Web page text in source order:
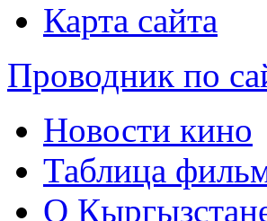
Карта сайта
Проводник по
Новости кино
Таблица
О